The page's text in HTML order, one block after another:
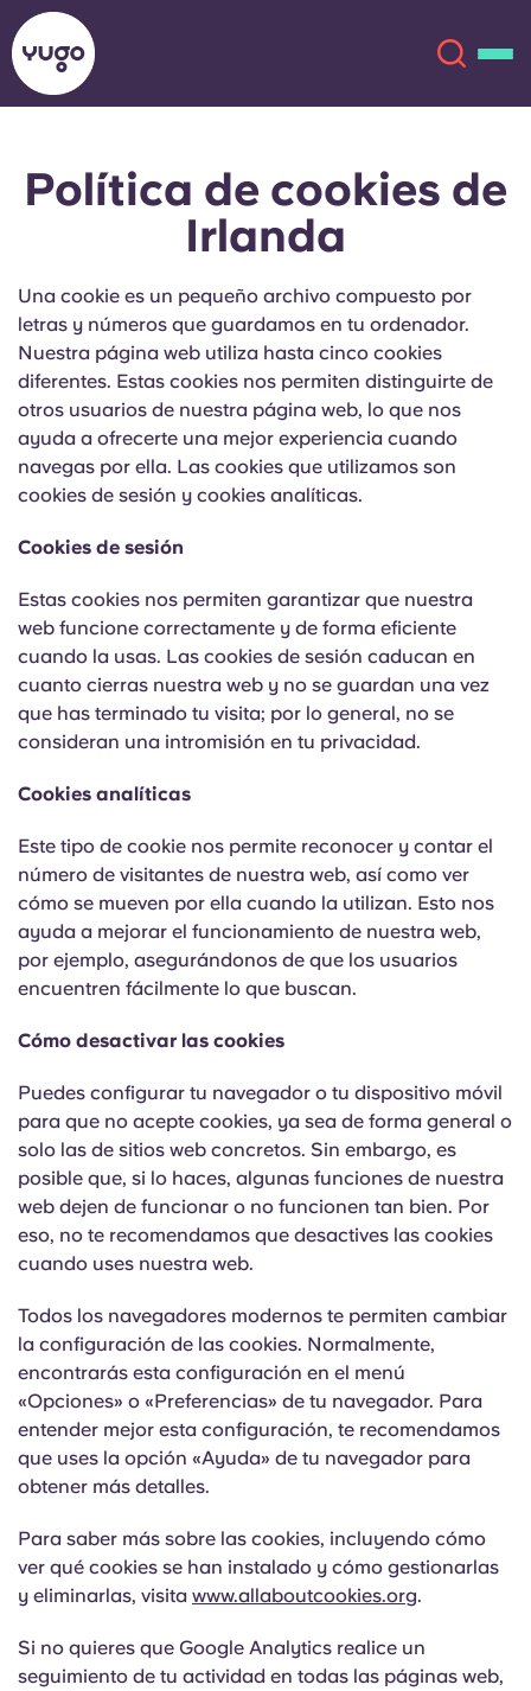
Acerca de
Más
Cuenta
English (US)
Chinese
Español
Deutsch
Italian
Elige un país
Elige una ciudad
Elige una residencia
Iniciar sesión
English (GB)
English (US)
Español
Català Deutsch
Italian French
Portuguese
Política de cookies de
Irlanda
Una cookie es un pequeño archivo compuesto por
letras y números que guardamos en tu ordenador.
Nuestra página web utiliza hasta cinco cookies
diferentes. Estas cookies nos permiten distinguirte de
otros usuarios de nuestra página web, lo que nos
ayuda a ofrecerte una mejor experiencia cuando
navegas por ella. Las cookies que utilizamos son
cookies de sesión y cookies analíticas.
Cookies de sesión
Estas cookies nos permiten garantizar que nuestra
web funcione correctamente y de forma eficiente
cuando la usas. Las cookies de sesión caducan en
cuanto cierras nuestra web y no se guardan una vez
que has terminado tu visita; por lo general, no se
consideran una intromisión en tu privacidad.
Cookies analíticas
Este tipo de cookie nos permite reconocer y contar el
número de visitantes de nuestra web, así como ver
cómo se mueven por ella cuando la utilizan. Esto nos
ayuda a mejorar el funcionamiento de nuestra web,
por ejemplo, asegurándonos de que los usuarios
encuentren fácilmente lo que buscan.
Cómo desactivar las cookies
Puedes configurar tu navegador o tu dispositivo móvil
para que no acepte cookies, ya sea de forma general o
solo las de sitios web concretos. Sin embargo, es
posible que, si lo haces, algunas funciones de nuestra
web dejen de funcionar o no funcionen tan bien. Por
eso, no te recomendamos que desactives las cookies
cuando uses nuestra web.
Todos los navegadores modernos te permiten cambiar
la configuración de las cookies. Normalmente,
encontrarás esta configuración en el menú
«Opciones» o «Preferencias» de tu navegador. Para
entender mejor esta configuración, te recomendamos
que uses la opción «Ayuda» de tu navegador para
obtener más detalles.
Para saber más sobre las cookies, incluyendo cómo
ver qué cookies se han instalado y cómo gestionarlas
y eliminarlas, visita www.allaboutcookies.org.
Si no quieres que Google Analytics realice un
seguimiento de tu actividad en todas las páginas web,